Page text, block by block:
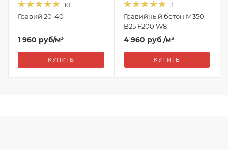
10
Гравий 20-40
1 960 руб/м³
КУПИТЬ
3
Гравийный бетон М350
B25 F200 W8
4 960 руб /м³
КУПИТЬ